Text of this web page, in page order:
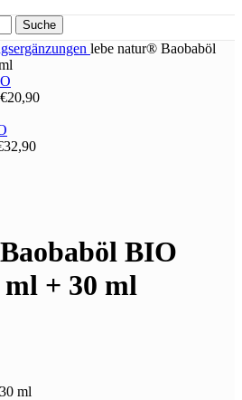
Suche
lebe natur® Baobaböl
€20,90
32,90
BIO
ml + 30 ml
ml